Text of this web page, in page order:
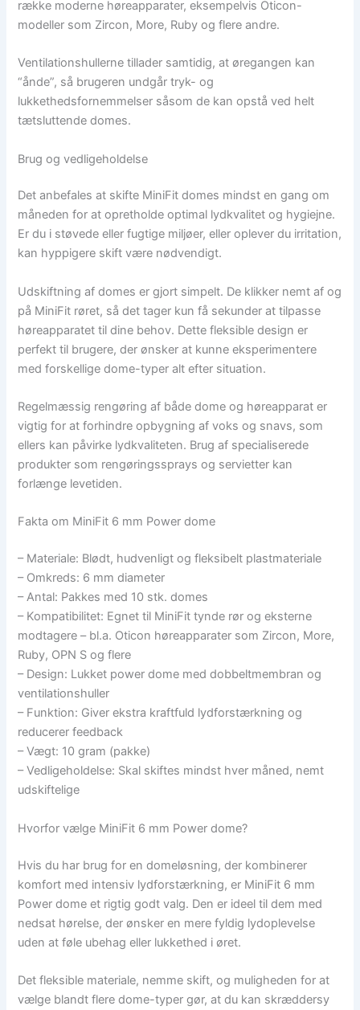
række moderne høreapparater, eksempelvis Oticon-
modeller som Zircon, More, Ruby og flere andre.
Ventilationshullerne tillader samtidig, at øregangen kan
“ånde”, så brugeren undgår tryk- og
lukkethedsfornemmelser såsom de kan opstå ved helt
tætsluttende domes.
Brug og vedligeholdelse
Det anbefales at skifte MiniFit domes mindst en gang om
måneden for at opretholde optimal lydkvalitet og hygiejne.
Er du i støvede eller fugtige miljøer, eller oplever du irritation,
kan hyppigere skift være nødvendigt.
Udskiftning af domes er gjort simpelt. De klikker nemt af og
på MiniFit røret, så det tager kun få sekunder at tilpasse
høreapparatet til dine behov. Dette fleksible design er
perfekt til brugere, der ønsker at kunne eksperimentere
med forskellige dome-typer alt efter situation.
Regelmæssig rengøring af både dome og høreapparat er
vigtig for at forhindre opbygning af voks og snavs, som
ellers kan påvirke lydkvaliteten. Brug af specialiserede
produkter som rengøringssprays og servietter kan
forlænge levetiden.
Fakta om MiniFit 6 mm Power dome
– Materiale: Blødt, hudvenligt og fleksibelt plastmateriale
– Omkreds: 6 mm diameter
– Antal: Pakkes med 10 stk. domes
– Kompatibilitet: Egnet til MiniFit tynde rør og eksterne
modtagere – bl.a. Oticon høreapparater som Zircon, More,
Ruby, OPN S og flere
– Design: Lukket power dome med dobbeltmembran og
ventilationshuller
– Funktion: Giver ekstra kraftfuld lydforstærkning og
reducerer feedback
– Vægt: 10 gram (pakke)
– Vedligeholdelse: Skal skiftes mindst hver måned, nemt
udskiftelige
Hvorfor vælge MiniFit 6 mm Power dome?
Hvis du har brug for en domeløsning, der kombinerer
komfort med intensiv lydforstærkning, er MiniFit 6 mm
Power dome et rigtig godt valg. Den er ideel til dem med
nedsat hørelse, der ønsker en mere fyldig lydoplevelse
uden at føle ubehag eller lukkethed i øret.
Det fleksible materiale, nemme skift, og muligheden for at
vælge blandt flere dome-typer gør, at du kan skræddersy